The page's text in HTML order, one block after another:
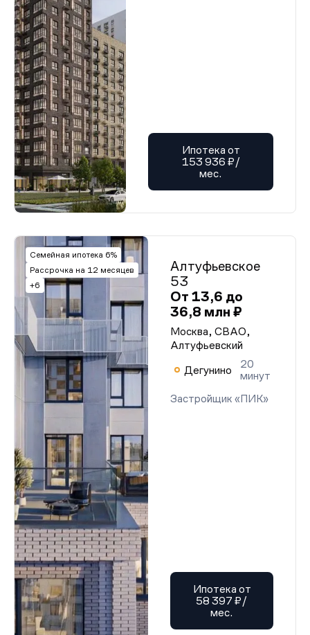
Ипотека от
153 936 ₽/
мес.
Семейная ипотека 6%
Рассрочка на 12 месяцев
+6
Алтуфьевское
53
От 13,6 до
36,8 млн ₽
Москва, СВАО,
Алтуфьевский
Дегунино
20
минут
Застройщик «ПИК»
Ипотека от
58 397 ₽/
мес.